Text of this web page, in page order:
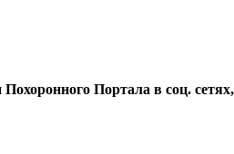
Портала в соц.